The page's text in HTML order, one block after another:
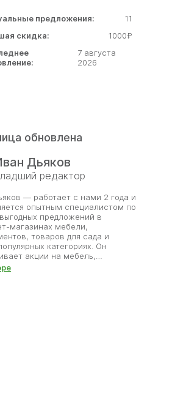
предложения:
11
скидка:
1000₽
7 августа
2026
обновлена
Дьяков
редактор
— работает с нами 2 года и
опытным специалистом по
предложений в
магазинах мебели,
товаров для сада и
категориях. Он
акции на мебель,
декора и другие нужные
дома, тщательно проверяя